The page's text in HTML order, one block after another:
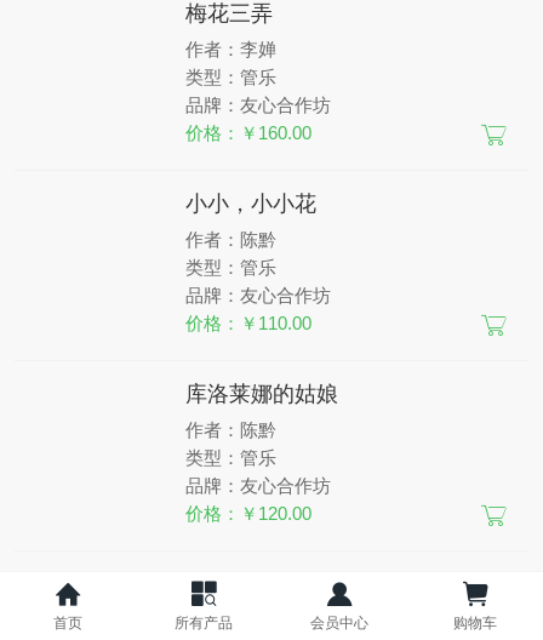
梅花三弄
作者：李婵
类型：管乐
品牌：友心合作坊
价格：￥160.00
小小，小小花
作者：陈黔
类型：管乐
品牌：友心合作坊
价格：￥110.00
库洛莱娜的姑娘
作者：陈黔
类型：管乐
品牌：友心合作坊
价格：￥120.00
嘀哩嘀哩
作者：陈黔
首页 所有产品 会员中心 购物车